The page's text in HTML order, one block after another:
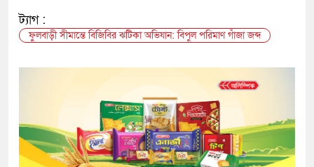
ট্যাগ :
ফুলবাড়ী সীমান্তে বিজিবির ঝটিকা অভিযান: বিপুল পরিমাণ গাঁজা জব্দ